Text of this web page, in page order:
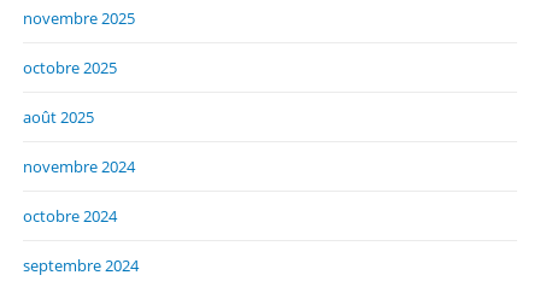
novembre 2025
octobre 2025
août 2025
novembre 2024
octobre 2024
septembre 2024